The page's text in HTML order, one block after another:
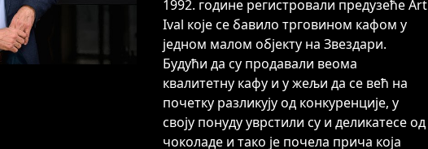
1992. године регистровали предузеће Art
Ival које се бавило трговином кафом у
једном малом објекту на Звездари.
Будући да су продавали веома
квалитетну кафу и у жељи да се већ на
почетку разликују од конкуренције, у
своју понуду уврстили су и деликатесе од
чоколаде и тако је почела прича која